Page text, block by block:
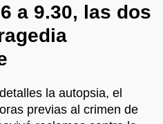
a 9.30, las dos
la autopsia, el
previas al crimen de